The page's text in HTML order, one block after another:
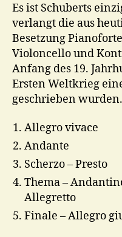
Es ist Schuberts
verlangt die aus
Besetzung
Violoncello und
Anfang des 19.
Ersten Weltkrieg
geschrieben wurden.
Allegro vivace
Andante
Scherzo – Presto
Thema –
Allegretto
Finale – Allegro